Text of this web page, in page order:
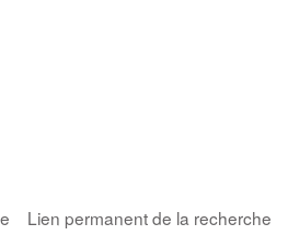
Lien permanent de la recherche